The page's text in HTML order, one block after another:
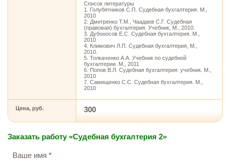
Список литературы
1. Голубятников С.П. Судебная бухгалтерия. М.,
2010
2. Дмитренко Т.М., Чаадаев С.Г. Судебная
(правовая) бухгалтерия. Учебник, М., 2010.
3. Дубоносов Е.С. Судебная бухгалтерия. М.,
2010
4. Климович Л.П. Судебная бухгалтерия, М.,
2010.
5. Толкаченко А.А. Учебник по судебной
бухгалтерии. М., 2011
6. Попов В.Л. Судебная бухгалтерия: учебник. М.,
2010
7. Самищенко С.С. Судебная бухгалтерия. М.,
2010
Цена, руб. 300
Заказать работу «Судебная бухгалтерия 2»
Ваше имя *